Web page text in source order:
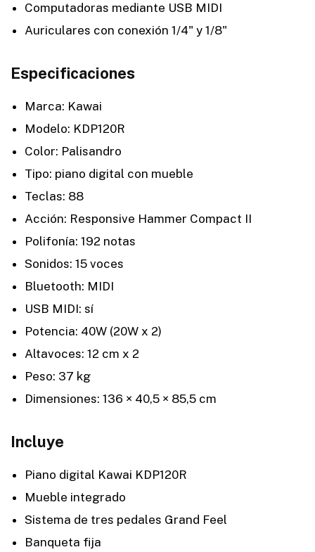
Computadoras mediante USB MIDI
Auriculares con conexión 1/4" y 1/8"
Especificaciones
Marca: Kawai
Modelo: KDP120R
Color: Palisandro
Tipo: piano digital con mueble
Teclas: 88
Acción: Responsive Hammer Compact II
Polifonía: 192 notas
Sonidos: 15 voces
Bluetooth: MIDI
USB MIDI: sí
Potencia: 40W (20W x 2)
Altavoces: 12 cm x 2
Peso: 37 kg
Dimensiones: 136 × 40,5 × 85,5 cm
Incluye
Piano digital Kawai KDP120R
Mueble integrado
Sistema de tres pedales Grand Feel
Banqueta fija